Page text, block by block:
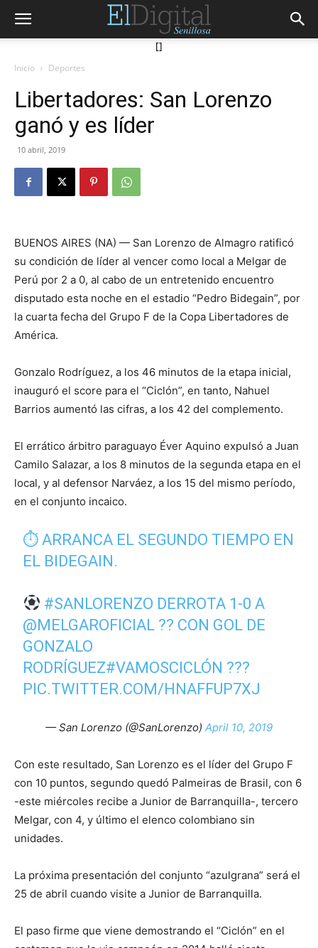
[]
Inicio Deportes
Libertadores: San Lorenzo
ganó y es líder
10 abril, 2019
BUENOS AIRES (NA) — San Lorenzo de Almagro ratificó
su condición de líder al vencer como local a Melgar de
Perú por 2 a 0, al cabo de un entretenido encuentro
disputado esta noche en el estadio “Pedro Bidegain”, por
la cuarta fecha del Grupo F de la Copa Libertadores de
América.
Gonzalo Rodríguez, a los 46 minutos de la etapa inicial,
inauguró el score para el “Ciclón”, en tanto, Nahuel
Barrios aumentó las cifras, a los 42 del complemento.
El errático árbitro paraguayo Éver Aquino expulsó a Juan
Camilo Salazar, a los 8 minutos de la segunda etapa en el
local, y al defensor Narváez, a los 15 del mismo período,
en el conjunto incaico.
⏱ ARRANCA EL SEGUNDO TIEMPO EN
EL BIDEGAIN.
#SANLORENZO DERROTA 1-0 A
@MELGAROFICIAL ?? CON GOL DE
GONZALO
RODRÍGUEZ#VAMOSCICLÓN ???
PIC.TWITTER.COM/HNAFFUP7XJ
— San Lorenzo (@SanLorenzo) April 10, 2019
Con este resultado, San Lorenzo es el líder del Grupo F
con 10 puntos, segundo quedó Palmeiras de Brasil, con 6
-este miércoles recibe a Junior de Barranquilla-, tercero
Melgar, con 4, y último el elenco colombiano sin
unidades.
La próxima presentación del conjunto “azulgrana” será el
25 de abril cuando visite a Junior de Barranquilla.
El paso firme que viene demostrando el “Ciclón” en el